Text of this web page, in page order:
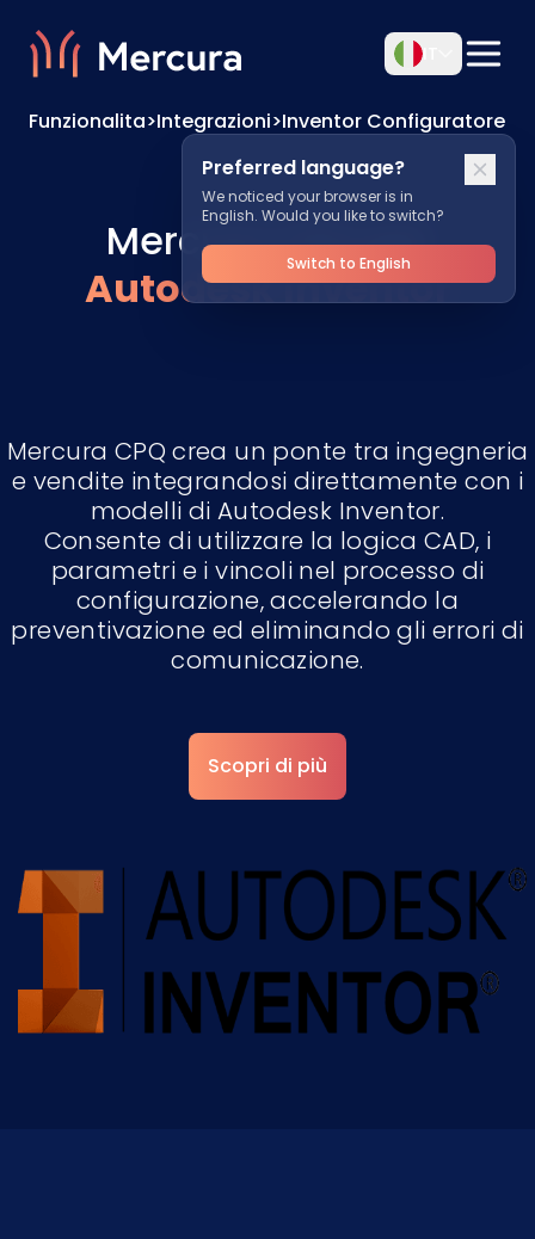
Preferred language?
We noticed your browser is in
English. Would you like to switch?
Switch to English
Funzionalita>Integrazioni>Inventor Configuratore
Mercura CPQ per
Autodesk Inventor
Mercura CPQ crea un ponte tra ingegneria
e vendite integrandosi direttamente con i
modelli di Autodesk Inventor.
Consente di utilizzare la logica CAD, i
parametri e i vincoli nel processo di
configurazione, accelerando la
preventivazione ed eliminando gli errori di
comunicazione.
Scopri di più